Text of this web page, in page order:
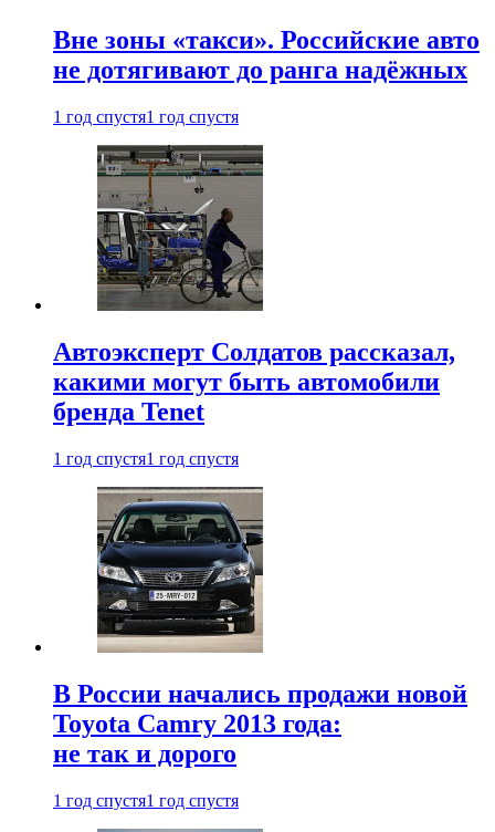
Вне зоны «такси». Российские авто
не дотягивают до ранга надёжных
1 год спустя1 год спустя
Автоэксперт Солдатов рассказал,
какими могут быть автомобили
бренда Tenet
1 год спустя1 год спустя
В России начались продажи новой
Toyota Camry 2013 года:
не так и дорого
1 год спустя1 год спустя